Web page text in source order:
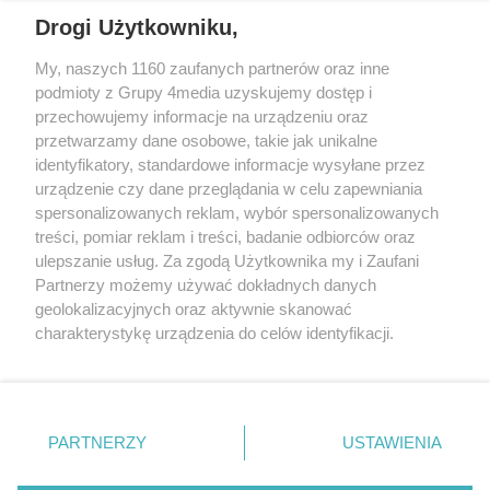
Redakcja Reklama Prywatność
Praca Łódź
the:protocol
Facebook.com
Youtube.com
Drogi Użytkowniku,
My, naszych 1160 zaufanych partnerów oraz inne
podmioty z Grupy 4media uzyskujemy dostęp i
przechowujemy informacje na urządzeniu oraz
przetwarzamy dane osobowe, takie jak unikalne
identyfikatory, standardowe informacje wysyłane przez
urządzenie czy dane przeglądania w celu zapewniania
spersonalizowanych reklam, wybór spersonalizowanych
treści, pomiar reklam i treści, badanie odbiorców oraz
ulepszanie usług. Za zgodą Użytkownika my i Zaufani
Partnerzy możemy używać dokładnych danych
geolokalizacyjnych oraz aktywnie skanować
charakterystykę urządzenia do celów identyfikacji.
zmienić/wycofać klikając przycisk ustawień prywatności
znajdujący się w lewym dolnym rogu strony
. Niektóre
PARTNERZY USTAWIENIA